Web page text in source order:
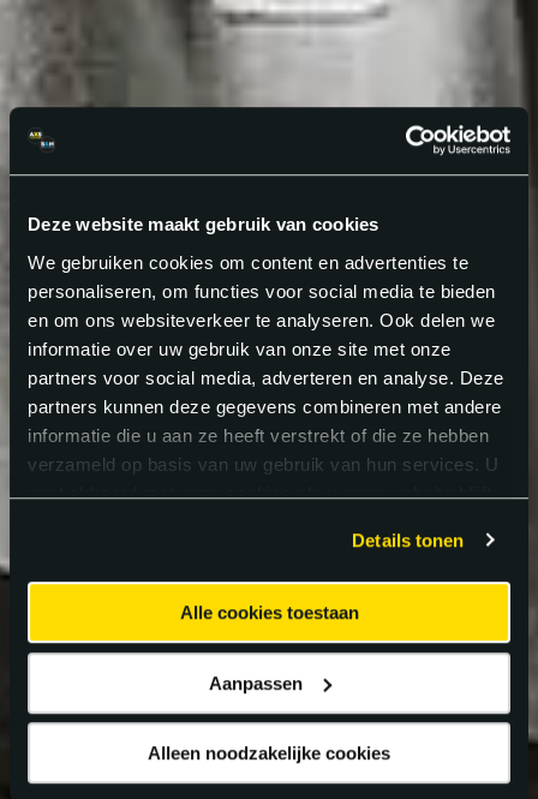
Deze website maakt gebruik van cookies
We gebruiken cookies om content en advertenties te
personaliseren, om functies voor social media te bieden
en om ons websiteverkeer te analyseren. Ook delen we
informatie over uw gebruik van onze site met onze
partners voor social media, adverteren en analyse. Deze
partners kunnen deze gegevens combineren met andere
informatie die u aan ze heeft verstrekt of die ze hebben
verzameld op basis van uw gebruik van hun services. U
gaat akkoord met onze cookies als u onze website blijft
Details tonen
Alle cookies toestaan
Aanpassen
Alleen noodzakelijke cookies